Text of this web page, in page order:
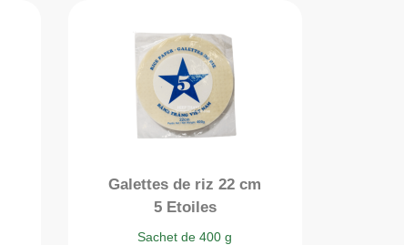
Galettes de riz 22 cm
5 Etoiles
Sachet de 400 g